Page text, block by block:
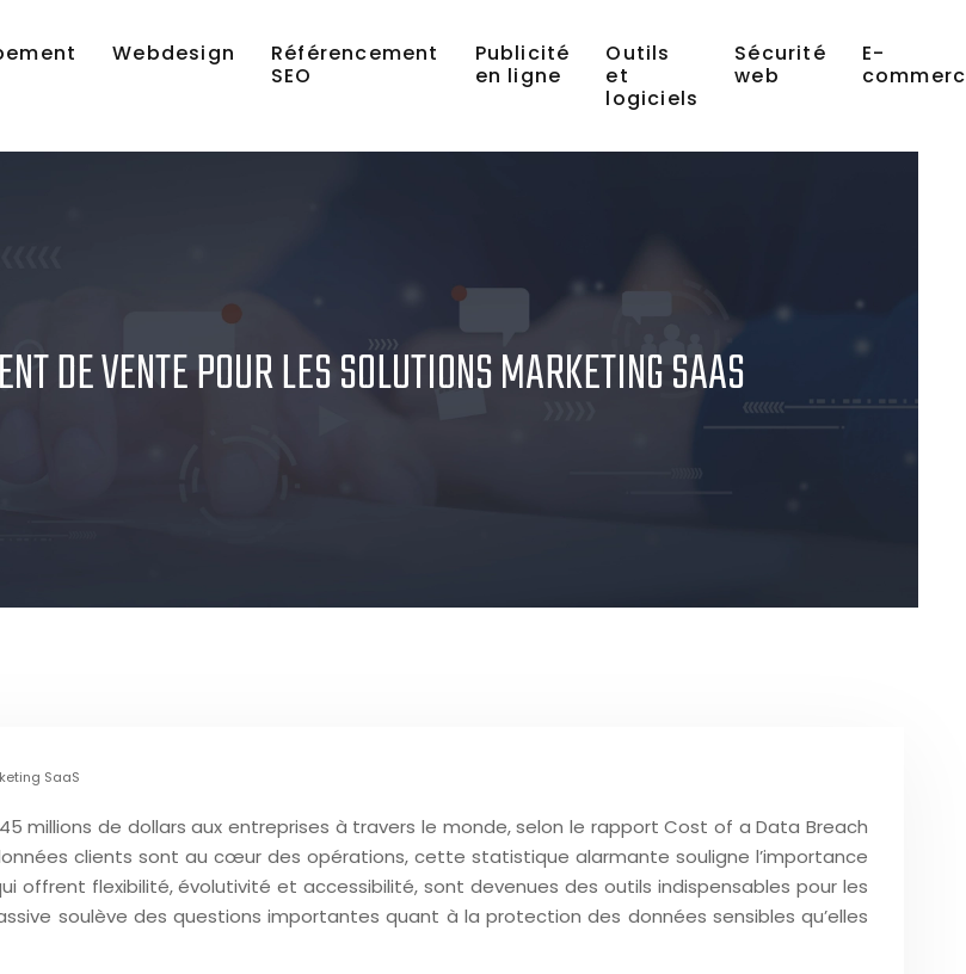
Webdesign
Référencement
SEO
Publicité
en ligne
Outils
et
logiciels
Sécurité
web
E-
DE VENTE POUR LES SOLUTIONS MARKETING SAAS
SaaS
millions de dollars aux entreprises à travers le monde, selon le rapport Cost of a Data Breach
clients sont au cœur des opérations, cette statistique alarmante souligne l’importance
offrent flexibilité, évolutivité et accessibilité, sont devenues des outils indispensables pour les
soulève des questions importantes quant à la protection des données sensibles qu’elles